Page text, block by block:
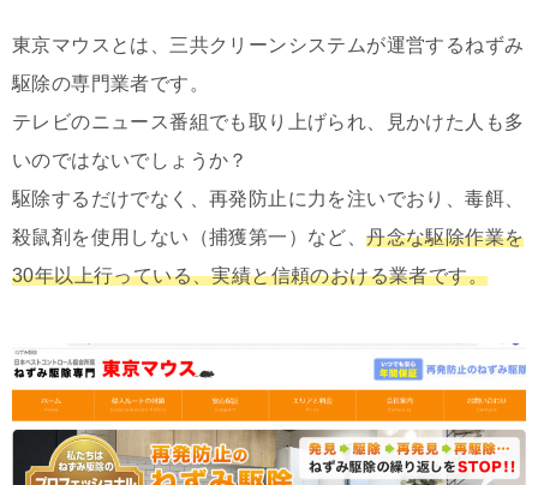
東京マウスとは、三共クリーンシステムが運営するねずみ
駆除の専門業者です。
テレビのニュース番組でも取り上げられ、見かけた人も多
いのではないでしょうか？
駆除するだけでなく、再発防止に力を注いでおり、毒餌、
殺鼠剤を使用しない（捕獲第一）など、丹念な駆除作業を
30年以上行っている、実績と信頼のおける業者です。